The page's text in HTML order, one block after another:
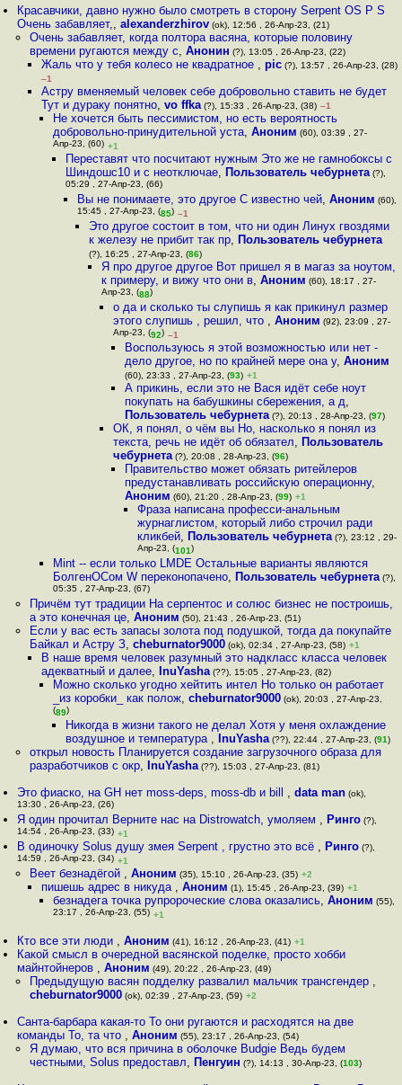
Красавчики, давно нужно было смотреть в сторону Serpent OS P S
Очень забавляет,,alexanderzhirov (ok), 12:56 , 26-Апр-23, (21)
Очень забавляет, когда полтора васяна, которые половину
времени ругаются между с, Анонин (?), 13:05 , 26-Апр-23, (22)
Жаль что у тебя колесо не квадратное , pic(?), 13:57 , 26-Апр-23, (28)
–1
Астру вменяемый человек себе добровольно ставить не будет
Тут и дураку понятно, vo ffka(?), 15:33 , 26-Апр-23, (38) –1
Не хочется быть пессимистом, но есть вероятность
добровольно-принудительной уста,Аноним (60), 03:39 , 27-
Апр-23, (60) +1
Переставят что посчитают нужным Это же не гамнобоксы с
Шиндошс10 и с неотключае, Пользователь чебурнета(?),
05:29 , 27-Апр-23, (66)
Вы не понимаете, это другое С известно чей, Аноним (60),
15:45 , 27-Апр-23, (85) –1
Это другое состоит в том, что ни один Линух гвоздями
к железу не прибит так пр, Пользователь чебурнета
(?), 16:25 , 27-Апр-23, (86)
Я про другое другое Вот пришел я в магаз за ноутом,
к примеру, и вижу что они в, Аноним (60), 18:17 , 27-
Апр-23, (88)
о да и сколько ты слупишь я как прикинул размер
этого слупишь , решил, что , Аноним (92), 23:09 , 27-
Апр-23, (92) –1
Воспользуюсь я этой возможностью или нет -
дело другое, но по крайней мере она у,Аноним
(60), 23:33 , 27-Апр-23, (93) +1
А прикинь, если это не Вася идёт себе ноут
покупать на бабушкины сбережения, а д,
Пользователь чебурнета (?), 20:13 , 28-Апр-23, (97)
ОК, я понял, о чём вы Но, насколько я понял из
текста, речь не идёт об обязател, Пользователь
чебурнета(?), 20:08 , 28-Апр-23, (96)
Правительство может обязать ритейлеров
предустанавливать российскую операционну,
Аноним (60), 21:20 , 28-Апр-23, (99) +1
Фраза написана професси-анальным
журнаглистом, который либо строчил ради
кликбей, Пользователь чебурнета(?), 23:12 , 29-
Апр-23, (101)
Mint -- если только LMDE Остальные варианты являются
БолгенОСом W переконопачено, Пользователь чебурнета (?),
05:35 , 27-Апр-23, (67)
Причём тут традиции На серпентос и солюс бизнес не построишь,
а это конечная це, Аноним (50), 21:43 , 26-Апр-23, (51)
Если у вас есть запасы золота под подушкой, тогда да покупайте
Байкал и Астру З, cheburnator9000(ok), 02:34 , 27-Апр-23, (58) +1
В наше время человек разумный это надкласс класса человек
адекватный и далее, InuYasha(??), 15:05 , 27-Апр-23, (82)
Можно сколько угодно хейтить интел Но только он работает
_из коробки_ как полож,cheburnator9000 (ok), 20:03 , 27-Апр-23,
(89)
Никогда в жизни такого не делал Хотя у меня охлаждение
воздушное и температура , InuYasha(??), 22:44 , 27-Апр-23, (91)
открыл новость Планируется создание загрузочного образа для
разработчиков с окр, InuYasha(??), 15:03 , 27-Апр-23, (81)
Это фиаско, на GH нет moss-deps, moss-db и bill ,data man (ok),
13:30 , 26-Апр-23, (26)
Я один прочитал Верните нас на Distrowatch, умоляем , Ринго (?),
14:54 , 26-Апр-23, (33) +1
В одиночку Solus душу змея Serpent , грустно это всё , Ринго (?),
14:59 , 26-Апр-23, (34) +1
Веет безнадёгой , Аноним (35), 15:10 , 26-Апр-23, (35) +2
пишешь адрес в никуда , Аноним (1), 15:45 , 26-Апр-23, (39) +1
безнадега точка рупророческие слова оказались,Аноним (55),
23:17 , 26-Апр-23, (55) +1
Кто все эти люди ,Аноним (41), 16:12 , 26-Апр-23, (41) +1
Какой смысл в очередной васянской поделке, просто хобби
майнтойнеров ,Аноним (49), 20:22 , 26-Апр-23, (49)
Предыдущую васян подделку развалил мальчик трансгендер ,
cheburnator9000(ok), 02:39 , 27-Апр-23, (59) +2
Санта-барбара какая-то То они ругаются и расходятся на две
команды То, та что ,Аноним (55), 23:17 , 26-Апр-23, (54)
Я думаю, что вся причина в оболочке Budgie Ведь будем
честными, Solus предоставл, Пенгуин (?), 14:13 , 30-Апр-23, (103)